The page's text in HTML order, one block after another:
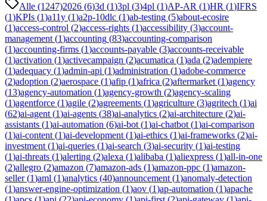
Alle (1247)2026 (6)3d (1)3pl (3)4pl (1)AP-AR (1)HR (1)IFRS
(1)KPIs (1)a11y (1)a2p-10dlc (1)ab-testing (5)about-ecosire
(1)access-control (2)access-rights (1)accessibility (3)account-
management (1)accounting (83)accounting-comparison
(1)accounting-firms (1)accounts-payable (3)accounts-receivable
(1)activation (1)activecampaign (2)acumatica (1)ada (2)adempiere
(1)adequacy (1)admin-api (1)administration (1)adobe-commerce
(2)adoption (2)aerospace (1)afip (1)africa (2)aftermarket (1)agency
(13)agency-automation (1)agency-growth (2)agency-scaling
(1)agentforce (1)agile (2)agreements (1)agriculture (3)agritech (1)ai
(62)ai-agent (1)ai-agents (38)ai-analytics (2)ai-architecture (2)ai-
assistants (1)ai-automation (6)ai-bot (1)ai-chatbot (1)ai-comparison
(1)ai-content (1)ai-development (1)ai-ethics (1)ai-frameworks (2)ai-
investment (1)ai-queries (1)ai-search (3)ai-security (1)ai-testing
(1)ai-threats (1)alerting (2)alexa (1)alibaba (1)aliexpress (1)all-in-one
(2)allegro (2)amazon (7)amazon-ads (1)amazon-ppc (1)amazon-
seller(1)aml (1)analytics (40)announcement (1)anomaly-detection
(1)answer-engine-optimization (1)aov (1)ap-automation (1)apache